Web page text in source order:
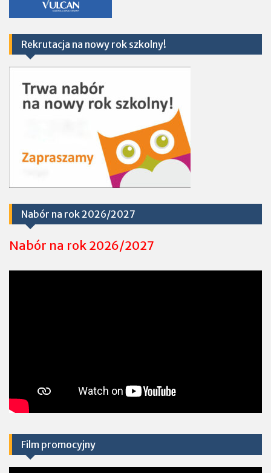
Rekrutacja na nowy rok szkolny!
Nabór na rok 2026/2027
Nabór na rok 2026/2027
Film promocyjny